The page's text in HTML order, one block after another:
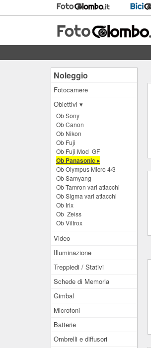
Noleggio
Fotocamere
Obiettivi ▾
Ob Sony
Ob Canon
Ob Nikon
Ob Fuji
Ob Fuji Mod GF
Ob Panasonic ▸
Ob Olympus Micro 4/3
Ob Samyang
Ob Tamron vari attacchi
Ob Sigma vari attacchi
Ob Irix
Ob Zeiss
Ob Viltrox
Video
Illuminazione
Treppiedi / Stativi
Schede di Memoria
Gimbal
Microfoni
Batterie
Ombrelli e diffusori